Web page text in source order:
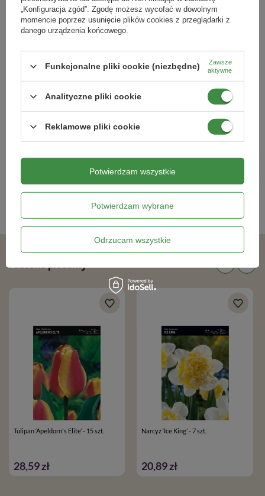
Double - 1 szt.
8,79 zł
Begonia Dwukolorowa Marmorata 1
szt.
8,79 zł
Kategorie powiązane
Podobne produkty
Tulipan ‘Apeldorn's Elite’ - 15 szt.
28,59 zł
Narcyz ‘Ice King’ - 7 szt.
20,89 zł
„Konfiguracja zgód”. Zgodę możesz wycofać w dowolnym
momencie poprzez usunięcie plików cookies z przeglądarki z
danego urządzenia końcowego.
Funkcjonalne pliki cookie (niezbędne)
Zawsze
aktywne
Analityczne pliki cookie
Reklamowe pliki cookie
Potwierdzam wybrane
Odrzucam wszystkie
Potwierdzam wszystkie